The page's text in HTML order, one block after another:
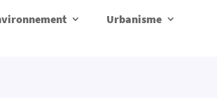
Urbanisme